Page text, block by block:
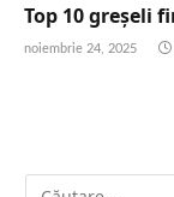
Top 10 greșeli
noiembrie 24, 2025